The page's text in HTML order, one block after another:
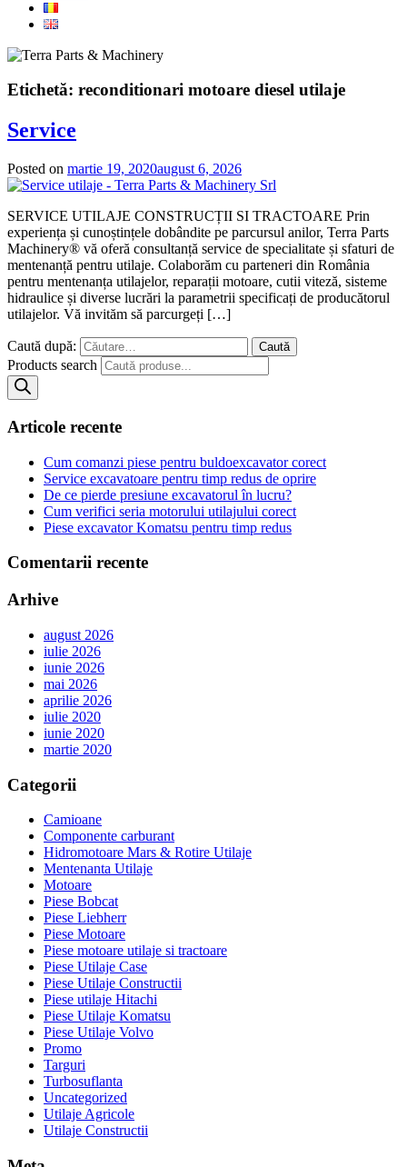
Etichetă: reconditionari motoare diesel utilaje
Service
Posted on martie 19, 2020august 6, 2026
SERVICE UTILAJE CONSTRUCȚII SI TRACTOARE Prin
experiența și cunoștințele dobândite pe parcursul anilor, Terra Parts
Machinery® vă oferă consultanță service de specialitate și sfaturi de
mentenanță pentru utilaje. Colaborăm cu parteneri din România
pentru mentenanța utilajelor, reparații motoare, cutii viteză, sisteme
hidraulice și diverse lucrări la parametrii specificați de producătorul
utilajelor. Vă invităm să parcurgeți […]
Caută după:
Products search
Articole recente
Cum comanzi piese pentru buldoexcavator corect
Service excavatoare pentru timp redus de oprire
De ce pierde presiune excavatorul în lucru?
Cum verifici seria motorului utilajului corect
Piese excavator Komatsu pentru timp redus
Comentarii recente
Arhive
august 2026
iulie 2026
iunie 2026
mai 2026
aprilie 2026
iulie 2020
iunie 2020
martie 2020
Categorii
Camioane
Componente carburant
Hidromotoare Mars & Rotire Utilaje
Mentenanta Utilaje
Motoare
Piese Bobcat
Piese Liebherr
Piese Motoare
Piese motoare utilaje si tractoare
Piese Utilaje Case
Piese Utilaje Constructii
Piese utilaje Hitachi
Piese Utilaje Komatsu
Piese Utilaje Volvo
Promo
Targuri
Turbosuflanta
Uncategorized
Utilaje Agricole
Utilaje Constructii